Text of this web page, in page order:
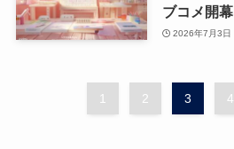
ブコメ開幕
2026年7月3日
1 2 3 4